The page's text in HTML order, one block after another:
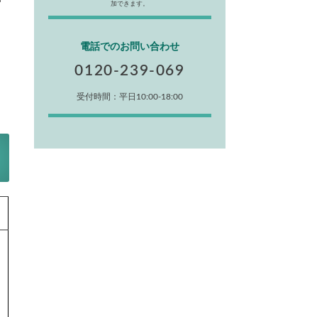
加できます。
電話でのお問い合わせ
0120-239-069
受付時間：平日10:00-18:00